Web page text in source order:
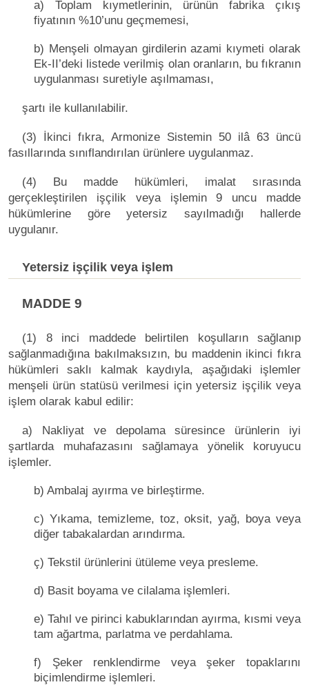
a) Toplam kıymetlerinin, ürünün fabrika çıkış
fiyatının %10’unu geçmemesi,
b) Menşeli olmayan girdilerin azami kıymeti olarak
Ek-II’deki listede verilmiş olan oranların, bu fıkranın
uygulanması suretiyle aşılmaması,
şartı ile kullanılabilir.
(3) İkinci fıkra, Armonize Sistemin 50 ilâ 63 üncü
fasıllarında sınıflandırılan ürünlere uygulanmaz.
(4) Bu madde hükümleri, imalat sırasında
gerçekleştirilen işçilik veya işlemin 9 uncu madde
hükümlerine göre yetersiz sayılmadığı hallerde
uygulanır.
Yetersiz işçilik veya işlem
MADDE 9
(1) 8 inci maddede belirtilen koşulların sağlanıp
sağlanmadığına bakılmaksızın, bu maddenin ikinci fıkra
hükümleri saklı kalmak kaydıyla, aşağıdaki işlemler
menşeli ürün statüsü verilmesi için yetersiz işçilik veya
işlem olarak kabul edilir:
a) Nakliyat ve depolama süresince ürünlerin iyi
şartlarda muhafazasını sağlamaya yönelik koruyucu
işlemler.
b) Ambalaj ayırma ve birleştirme.
c) Yıkama, temizleme, toz, oksit, yağ, boya veya
diğer tabakalardan arındırma.
ç) Tekstil ürünlerini ütüleme veya presleme.
d) Basit boyama ve cilalama işlemleri.
e) Tahıl ve pirinci kabuklarından ayırma, kısmi veya
tam ağartma, parlatma ve perdahlama.
f) Şeker renklendirme veya şeker topaklarını
biçimlendirme işlemleri.